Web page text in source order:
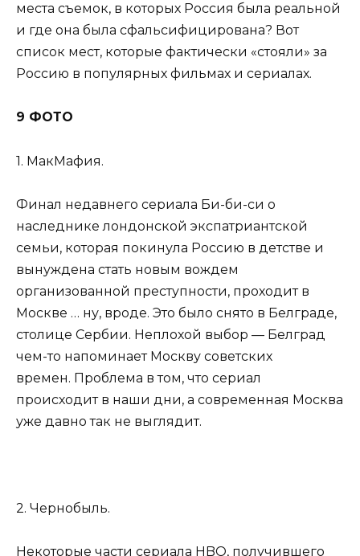
места съемок, в которых Россия была реальной
и где она была сфальсифицирована? Вот
список мест, которые фактически «стояли» за
Россию в популярных фильмах и сериалах.
9 ФОТО
1. МакМафия.
Финал недавнего сериала Би-би-си о
наследнике лондонской экспатриантской
семьи, которая покинула Россию в детстве и
вынуждена стать новым вождем
организованной преступности, проходит в
Москве … ну, вроде. Это было снято в Белграде,
столице Сербии. Неплохой выбор — Белград
чем-то напоминает Москву советских
времен. Проблема в том, что сериал
происходит в наши дни, а современная Москва
уже давно так не выглядит.
2. Чернобыль.
Некоторые части сериала HBO, получившего